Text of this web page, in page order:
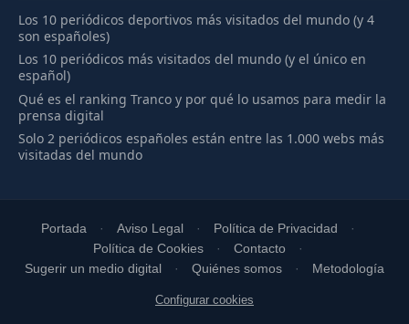
Los 10 periódicos deportivos más visitados del mundo (y 4
son españoles)
Los 10 periódicos más visitados del mundo (y el único en
español)
Qué es el ranking Tranco y por qué lo usamos para medir la
prensa digital
Solo 2 periódicos españoles están entre las 1.000 webs más
visitadas del mundo
Portada Aviso Legal
Política de Privacidad
Política de Cookies
Contacto
Sugerir un medio digital
Quiénes somos Metodología
Configurar cookies